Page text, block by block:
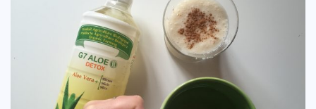
CREATIVA
FUSIÓN